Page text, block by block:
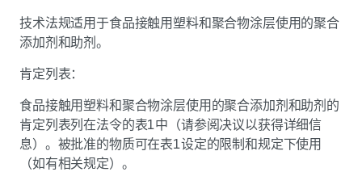
技术法规适用于食品接触用塑料和聚合物涂层使用的聚合
添加剂和助剂。
肯定列表：
食品接触用塑料和聚合物涂层使用的聚合添加剂和助剂的
肯定列表列在法令的表1中（请参阅决议以获得详细信
息）。被批准的物质可在表1设定的限制和规定下使用
（如有相关规定）。